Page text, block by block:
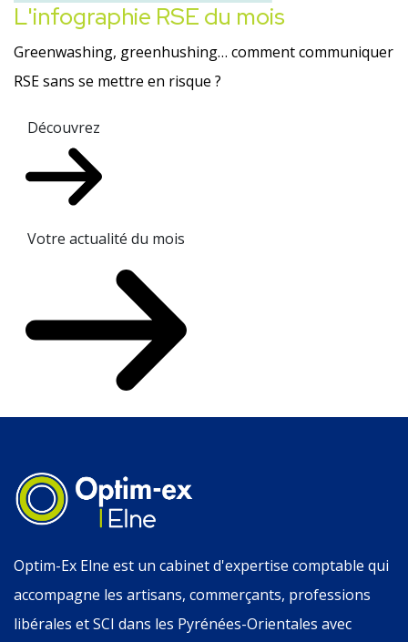
L'infographie RSE du mois
Greenwashing, greenhushing… comment communiquer
RSE sans se mettre en risque ?
Découvrez
Votre actualité du mois
Optim-Ex Elne est un cabinet d'expertise comptable qui
accompagne les artisans, commerçants, professions
libérales et SCI dans les Pyrénées-Orientales avec